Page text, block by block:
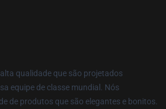
qualidade que são projetados
equipe de classe mundial. Nós
de produtos que são elegantes e bonitos.